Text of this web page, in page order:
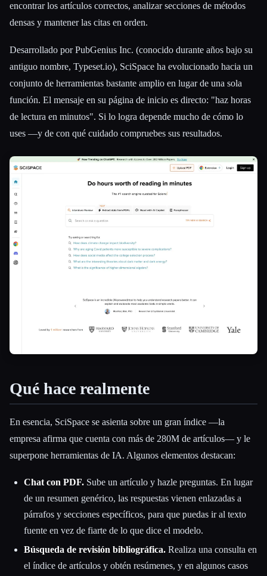
Esc
encontrar los artículos correctos, analizar secciones de métodos
densas y mantener las citas en orden.
Desarrollado por PubGenius Inc. (conocido durante años bajo su
antiguo nombre, Typeset.io), SciSpace ha evolucionado hacia un
conjunto de herramientas bastante amplio en lugar de una sola
función. El mensaje en su página de inicio es directo: "haz horas
de lectura en minutos". Si lo logra depende mucho de cómo lo
uses —y de con qué cuidado compruebes sus resultados.
Qué hace realmente
En esencia, SciSpace se asienta sobre un gran índice —la
empresa afirma que cuenta con más de 280M de artículos— y le
superpone herramientas de IA. Algunos elementos destacan:
Chat con PDF. Sube un artículo y hazle preguntas. En lugar
de un resumen genérico, las respuestas vienen enlazadas a
párrafos y secciones específicos, para que puedas ir al texto
fuente en vez de fiarte de lo que dice el modelo.
Búsqueda de revisión bibliográfica. Realiza una consulta en
el índice de artículos y obtén resúmenes, y en algunos casos